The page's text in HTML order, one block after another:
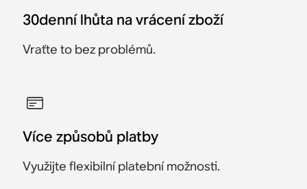
30denní lhůta na vrácení zboží
Vraťte to bez problémů.
Více způsobů platby
Využijte flexibilní platební možnosti.